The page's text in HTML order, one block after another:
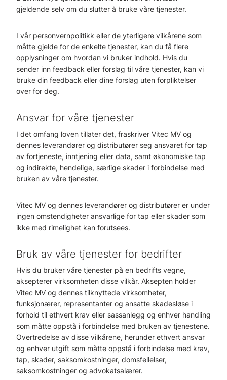
gjeldende selv om du slutter å bruke våre tjenester.
I vår personvernpolitikk eller de yterligere vilkårene som
måtte gjelde for de enkelte tjenester, kan du få flere
opplysninger om hvordan vi bruker indhold. Hvis du
sender inn feedback eller forslag til våre tjenester, kan vi
bruke din feedback eller dine forslag uten forpliktelser
over for deg.
Ansvar for våre tjenester
I det omfang loven tillater det, fraskriver Vitec MV og
dennes leverandører og distributører seg ansvaret for tap
av fortjeneste, inntjening eller data, samt økonomiske tap
og indirekte, hendelige, særlige skader i forbindelse med
bruken av våre tjenester.
Vitec MV og dennes leverandører og distributører er under
ingen omstendigheter ansvarlige for tap eller skader som
ikke med rimelighet kan forutsees.
Bruk av våre tjenester for bedrifter
Hvis du bruker våre tjenester på en bedrifts vegne,
aksepterer virksomheten disse vilkår. Aksepten holder
Vitec MV og dennes tilknyttede virksomheter,
funksjonærer, representanter og ansatte skadesløse i
forhold til ethvert krav eller sassanlegg og enhver handling
som måtte oppstå i forbindelse med bruken av tjenestene.
Overtredelse av disse vilkårene, herunder ethvert ansvar
og enhver utgift som måtte oppstå i forbindelse med krav,
tap, skader, saksomkostninger, domsfellelser,
saksomkostninger og advokatsalærer.